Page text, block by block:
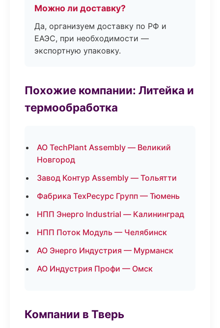
Можно ли доставку?
Да, организуем доставку по РФ и
ЕАЭС, при необходимости —
экспортную упаковку.
Похожие компании: Литейка и
термообработка
АО TechPlant Assembly — Великий
Новгород
Завод Контур Assembly — Тольятти
Фабрика ТехРесурс Групп — Тюмень
НПП Энерго Industrial — Калининград
НПП Поток Модуль — Челябинск
АО Энерго Индустрия — Мурманск
АО Индустрия Профи — Омск
Компании в Тверь